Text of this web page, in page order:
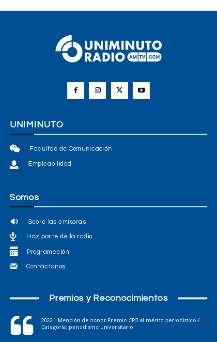
UNIMINUTO
Facultad de Comunicación
Empleabilidad
Somos
Sobre las emisoras
Haz parte de la radio
Programación
Contáctanos
Premios y Reconocimientos
2022 - Mención de honor Premio CPB al mérito periodístico /
Categoría: periodismo universitario